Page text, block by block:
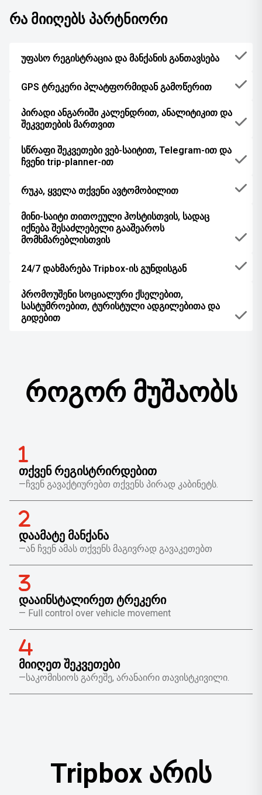
რა მიიღებს პარტნიორი
უფასო რეგისტრაცია და მანქანის განთავსება
GPS ტრეკერი პლატფორმიდან გამოწერით
პირადი ანგარიში კალენდრით, ანალიტიკით და
შეკვეთების მართვით
სწრაფი შეკვეთები ვებ-საიტით, Telegram-ით და
ჩვენი trip-planner-ით
რუკა, ყველა თქვენი ავტომობილით
მინი-საიტი თითოეული ჰოსტისთვის, სადაც
იქნება შესაძლებელი გააშეაროს
მომხმარებლისთვის
24/7 დახმარება Tripbox-ის გუნდისგან
პრომოუშენი სოციალური ქსელებით,
სასტუმროებით, ტურისტული ადგილებითა და
გიდებით
როგორ მუშაობს
ᲗᲥᲕᲔᲜ ᲠᲔᲒᲘᲡᲢᲠᲘᲠᲓᲔᲑᲘᲗ
—ჩვენ გავაქტიურებთ თქვენს პირად კაბინეტს.
ᲓᲐᲐᲛᲐᲢᲔ ᲛᲐᲜᲥᲐᲜᲐ
—ან ჩვენ ამას თქვენს მაგივრად გავაკეთებთ
ᲓᲐᲐᲘᲜᲡᲢᲐᲚᲘᲠᲔᲗ ᲢᲠᲔᲙᲔᲠᲘ
— Full control over vehicle movement
ᲛᲘᲘᲦᲔᲗ ᲨᲔᲙᲕᲔᲗᲔᲑᲘ
—საკომისიოს გარეშე, არანაირი თავისტკივილი.
Tripbox არის